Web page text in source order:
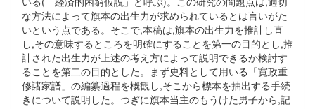
な方法によって旗本の出生力が求められているとは言いがた
いという点である。そこで,本稿は,旗本の出生力を推計し直
し,その意味するところを明確にすることを第一の目的とし,推
計された出生力が上述の考え方によって説明できるか検討す
ることを第二の目的とした。まず史料として用いる「寛政重
修諸家譜」の編纂過程を概観し,そこから標本を抽出する手続
きについて説明した。つぎに旗本当主のもうけた男子から,記